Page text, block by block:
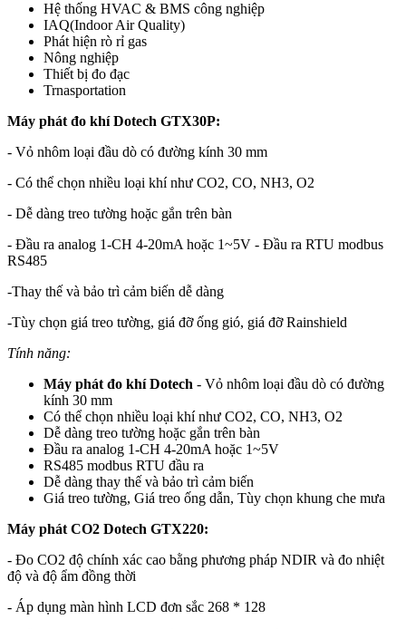
Hệ thống HVAC & BMS công nghiệp
IAQ(Indoor Air Quality)
Phát hiện rò rỉ gas
Nông nghiệp
Thiết bị đo đạc
Trnasportation
Máy phát đo khí Dotech GTX30P:
- Vỏ nhôm loại đầu dò có đường kính 30 mm
- Có thể chọn nhiều loại khí như CO2, CO, NH3, O2
- Dễ dàng treo tường hoặc gắn trên bàn
- Đầu ra analog 1-CH 4-20mA hoặc 1~5V - Đầu ra RTU modbus
RS485
-Thay thế và bảo trì cảm biến dễ dàng
-Tùy chọn giá treo tường, giá đỡ ống gió, giá đỡ Rainshield
Tính năng:
Máy phát đo khí Dotech - Vỏ nhôm loại đầu dò có đường
kính 30 mm
Có thể chọn nhiều loại khí như CO2, CO, NH3, O2
Dễ dàng treo tường hoặc gắn trên bàn
Đầu ra analog 1-CH 4-20mA hoặc 1~5V
RS485 modbus RTU đầu ra
Dễ dàng thay thế và bảo trì cảm biến
Giá treo tường, Giá treo ống dẫn, Tùy chọn khung che mưa
Máy phát CO2 Dotech GTX220:
- Đo CO2 độ chính xác cao bằng phương pháp NDIR và đo nhiệt
độ và độ ẩm đồng thời
- Áp dụng màn hình LCD đơn sắc 268 * 128